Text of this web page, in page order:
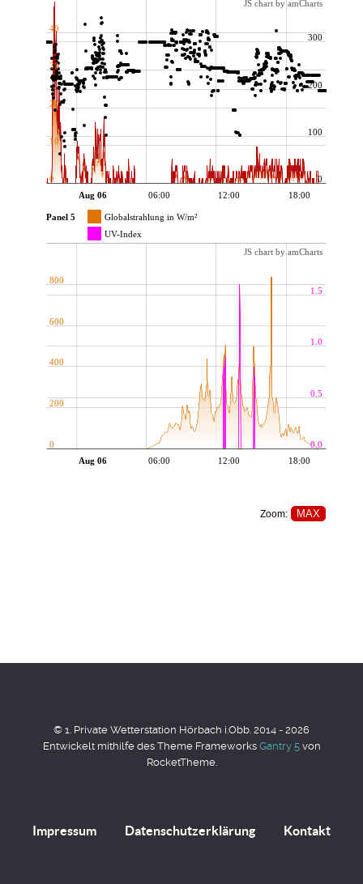
© 1. Private Wetterstation Hörbach i.Obb. 2014 - 2026
Entwickelt mithilfe des Theme Frameworks Gantry 5von
RocketTheme.
Impressum Datenschutzerklärung Kontakt